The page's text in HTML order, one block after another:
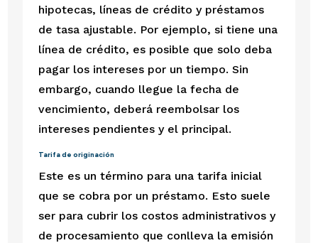
hipotecas, líneas de crédito y préstamos
de tasa ajustable. Por ejemplo, si tiene una
línea de crédito, es posible que solo deba
pagar los intereses por un tiempo. Sin
embargo, cuando llegue la fecha de
vencimiento, deberá reembolsar los
intereses pendientes y el principal.
Tarifa de originación
Este es un término para una tarifa inicial
que se cobra por un préstamo. Esto suele
ser para cubrir los costos administrativos y
de procesamiento que conlleva la emisión